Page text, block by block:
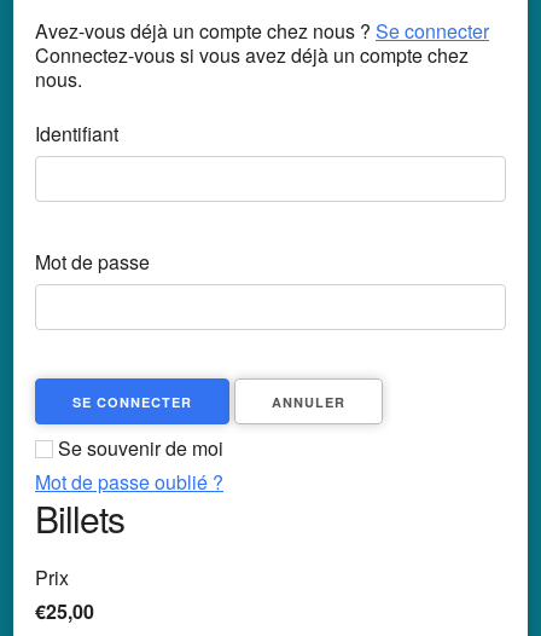
Avez-vous déjà un compte chez nous ? Se connecter
Connectez-vous si vous avez déjà un compte chez
nous.
Identifiant
Mot de passe
SE CONNECTER ANNULER
Se souvenir de moi
Mot de passe oublié ?
Billets
Prix
€25,00